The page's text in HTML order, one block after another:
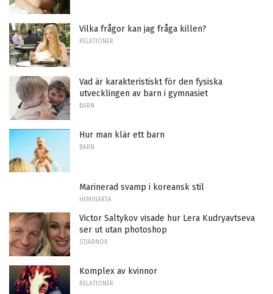
Vilka frågor kan jag fråga killen?
RELATIONER
Vad är karakteristiskt för den fysiska
utvecklingen av barn i gymnasiet
BARN
Hur man klär ett barn
BARN
Marinerad svamp i koreansk stil
HEMHJÄRTA
Victor Saltykov visade hur Lera Kudryavtseva
ser ut utan photoshop
STJÄRNOR
Komplex av kvinnor
RELATIONER